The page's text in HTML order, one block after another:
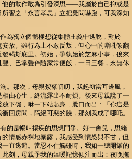
他的敢作敢為引發深思——我屬於自己抑或是
習之「永言孝思」立把疑問嚇跑，可我深知
為獨立個體極想從集體主義中逃脫，對於
安放。雖行為上不敢反叛，但心中的嘶吼像翻
竭斯底里。初始，爭執始於芝麻小事，後來
、巴掌聲伴隨家常便飯，一日三餐，永無休
。那次，母親絮絮叨叨，我起初當耳邊風，
由心生，終流露出不耐煩。後來母親說了一
下碗，咻一下站起身，脫口而出：「你這是
回房間，隔絕可惡的臉，那刻我成了哪吒。
的是暢叫揚疾的思想鬥爭。好一會兒，思緒
情感赤裸地暴露，我感受到憤怒與不甘，但
直逃避。當忍不住觸碰時，我如一聽開罐的
刻，母親予我的溫暖記憶傾注而出：夜晚撫